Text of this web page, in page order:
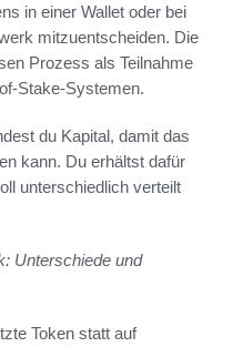
in einer Wallet oder bei
mitzuentscheiden. Die
Prozess als Teilnahme
Stake-Systemen.
du Kapital, damit das
kann. Du erhältst dafür
unterschiedlich verteilt
Unterschiede und
Token statt auf